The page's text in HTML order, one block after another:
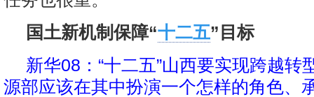
国土新机制保障“十二五”目标
新华08：“十二五”山西要实现跨越转
源部应该在其中扮演一个怎样的角色、